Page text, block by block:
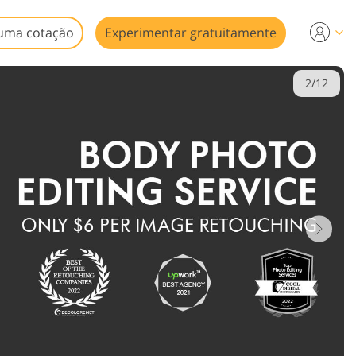
cotação Experimentar gratuitamente
2/12